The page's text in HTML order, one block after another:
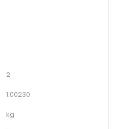
2
1.00230
kg